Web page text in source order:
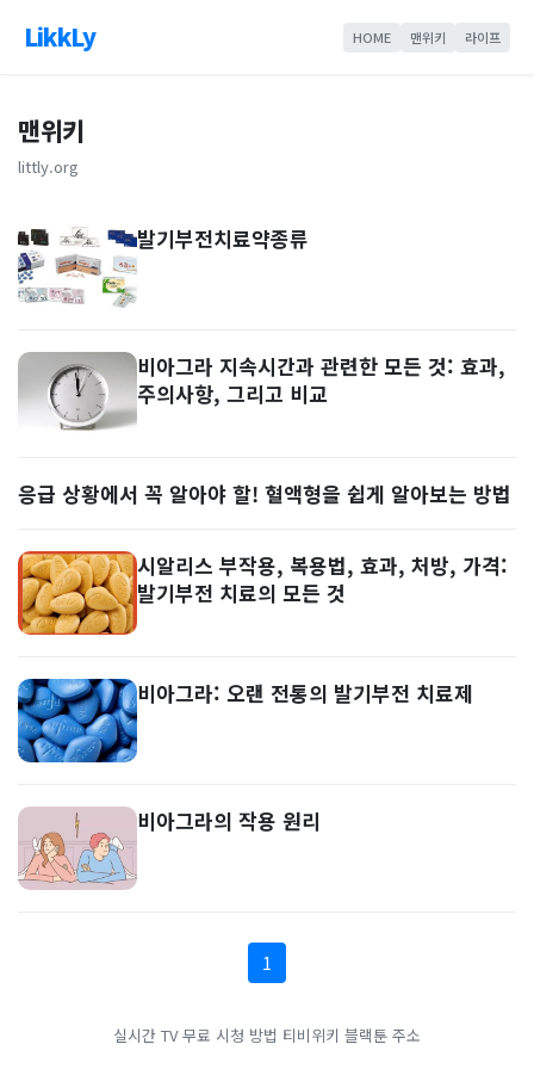
LikkLy HOME 맨위키 라이프
맨위키
littly.org
발기부전치료약종류
비아그라 지속시간과 관련한 모든 것: 효과,
주의사항, 그리고 비교
응급 상황에서 꼭 알아야 할! 혈액형을 쉽게 알아보는 방법
시알리스 부작용, 복용법, 효과, 처방, 가격:
발기부전 치료의 모든 것
비아그라: 오랜 전통의 발기부전 치료제
비아그라의 작용 원리
1
실시간 TV 무료 시청 방법 티비위키 블랙툰 주소